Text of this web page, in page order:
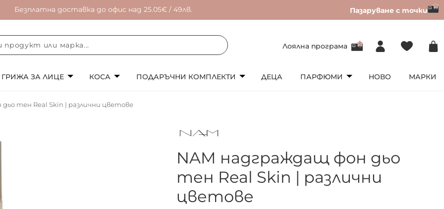
Безплатна доставка до офис над 25.05€ / 49лв. Пазаруване с точки
Лоялна програма
ГРИЖА ЗА ЛИЦЕ КОСА ПОДАРЪЧНИ КОМПЛЕКТИ ДЕЦА ПАРФЮМИ НОВО МАРКИ
тен Real Skin | различни цветове
NAM надграждащ фон дьо
тен Real Skin | различни
цветове